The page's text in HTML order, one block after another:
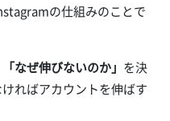
の仕組みのことで
なぜ伸びないのか」 を決
ればアカウントを伸ばす